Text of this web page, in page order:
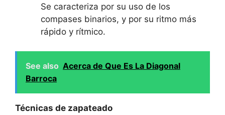
Se caracteriza por su uso de los
compases binarios, y por su ritmo más
rápido y rítmico.
See also Acerca de Que Es La Diagonal
Barroca
Técnicas de zapateado